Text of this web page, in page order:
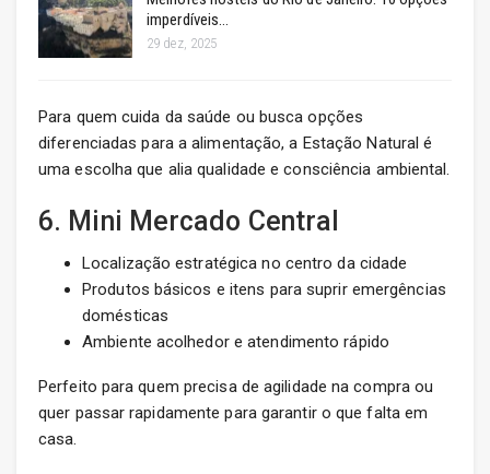
imperdíveis…
29 dez, 2025
Para quem cuida da saúde ou busca opções
diferenciadas para a alimentação, a Estação Natural é
uma escolha que alia qualidade e consciência ambiental.
6. Mini Mercado Central
Localização estratégica no centro da cidade
Produtos básicos e itens para suprir emergências
domésticas
Ambiente acolhedor e atendimento rápido
Perfeito para quem precisa de agilidade na compra ou
quer passar rapidamente para garantir o que falta em
casa.